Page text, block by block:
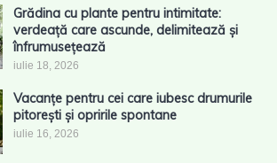
Grădina cu plante pentru intimitate:
verdeață care ascunde, delimitează și
înfrumusețează
iulie 18, 2026
Vacanțe pentru cei care iubesc drumurile
pitorești și opririle spontane
iulie 16, 2026